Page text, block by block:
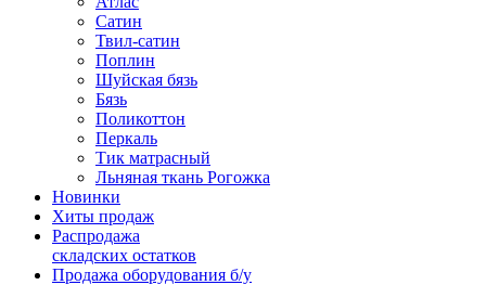
Сатин
Твил-сатин
Поплин
Шуйская бязь
Бязь
Поликоттон
Перкаль
Тик матрасный
Льняная ткань Рогожка
Новинки
Хиты продаж
Распродажа
складских остатков
Продажа оборудования б/у